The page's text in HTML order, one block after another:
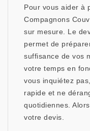
Pour vous aider à
Compagnons
sur mesure. Le
permet de
suffisance de vos
votre temps en
vous inquiétez
rapide et ne
quotidiennes.
votre devis.